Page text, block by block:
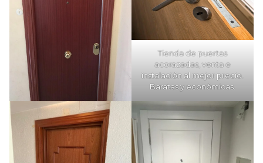
Tienda de puertas
acorazadas, venta e
instalación al mejor precio.
Baratas y económicas.